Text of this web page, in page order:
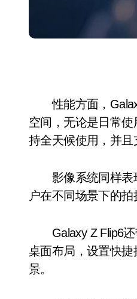
性能方面，Galaxy
空间，无论是日常使
持全天候使用，并且
影像系统同样表现
户在不同场景下的
Galaxy Z Flip6还
桌面布局，设置快捷
景。